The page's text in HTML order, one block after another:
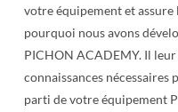
votre équipement et assure
pourquoi nous avons
PICHON ACADEMY. Il
connaissances
parti de votre équipement